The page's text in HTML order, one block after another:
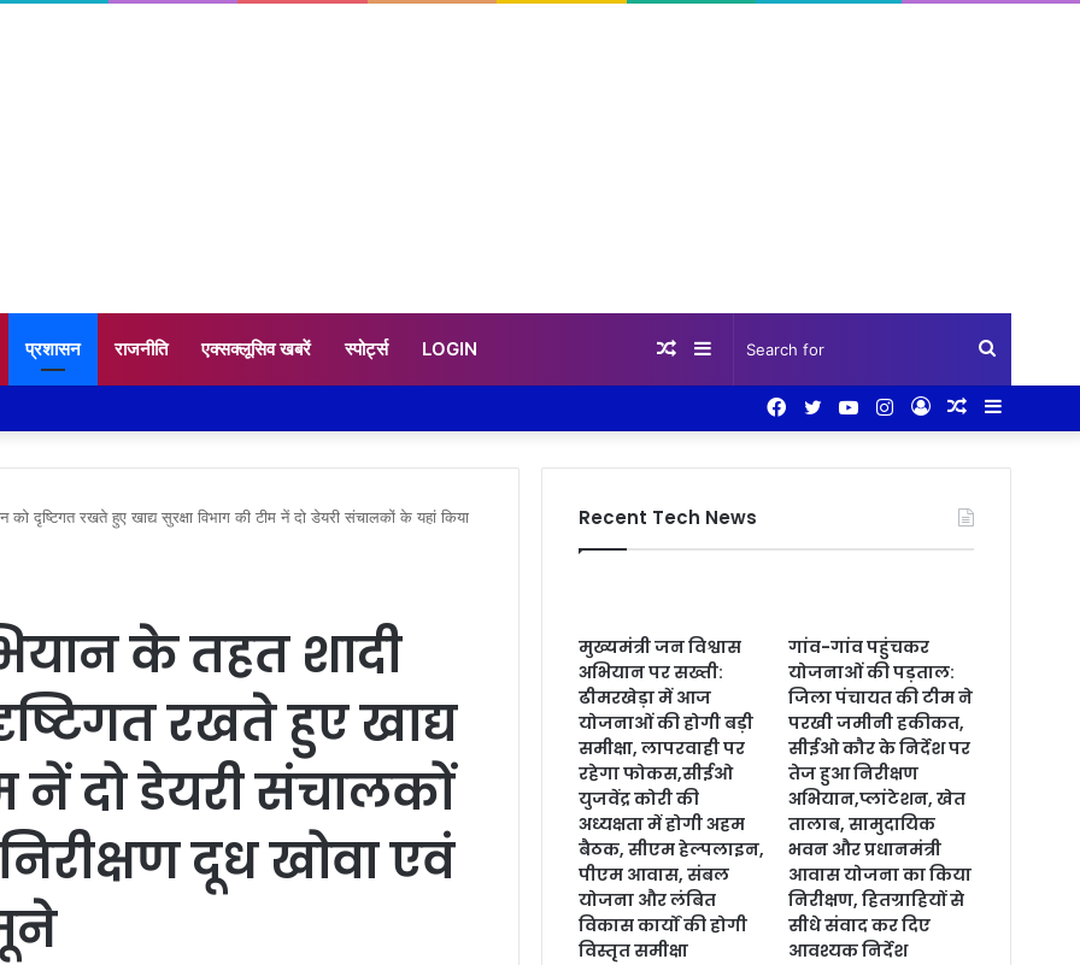
प्रशासन राजनीति एक्सक्लूसिव खबरें स्पोर्ट्स LOGIN
for
Sidebar
Random
Random
Log
Instagram
YouTube
Twitter
Facebook
दृष्टिगत रखते हुए खाद्य सुरक्षा विभाग की टीम नें दो डेयरी संचालकों के यहां किया
के तहत शादी
रखते हुए खाद्य
नें दो डेयरी संचालकों
दूध खोवा एवं
Recent Tech News
मुख्यमंत्री जन विश्वास
अभियान पर सख्ती:
ढीमरखेड़ा में आज
योजनाओं की होगी बड़ी
समीक्षा, लापरवाही पर
रहेगा फोकस,सीईओ
युजवेंद्र कोरी की
अध्यक्षता में होगी अहम
बैठक, सीएम हेल्पलाइन,
पीएम आवास, संबल
योजना और लंबित
विकास कार्यों की होगी
विस्तृत समीक्षा
गांव-गांव पहुंचकर
योजनाओं की पड़ताल:
जिला पंचायत की टीम ने
परखी जमीनी हकीकत,
सीईओ कौर के निर्देश पर
तेज हुआ निरीक्षण
अभियान,प्लांटेशन, खेत
तालाब, सामुदायिक
भवन और प्रधानमंत्री
आवास योजना का किया
निरीक्षण, हितग्राहियों से
सीधे संवाद कर दिए
आवश्यक निर्देश